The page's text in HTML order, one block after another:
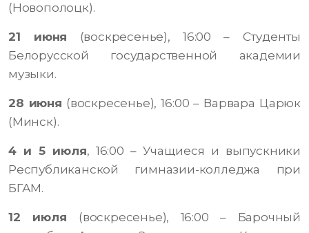
(Новополоцк).
21 июня (воскресенье), 16:00 – Студенты
Белорусской государственной академии
музыки.
28 июня (воскресенье), 16:00 – Варвара Царюк
(Минск).
4 и 5 июля, 16:00 – Учащиеся и выпускники
Республиканской гимназии-колледжа при
БГАМ.
12 июля (воскресенье), 16:00 – Барочный